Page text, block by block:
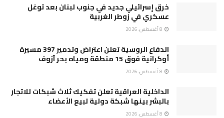
خرق إسرائيلي جديد في جنوب لبنان بعد توغل
عسكري في زوطر الغربية
الدفاع الروسية تعلن اعتراض وتدمير 397 مسيرة
أوكرانية فوق 15 منطقة ومياه بحر آزوف
الداخلية العراقية تعلن تفكيك ثلاث شبكات للاتجار
بالبشر بينها شبكة دولية لبيع الأعضاء